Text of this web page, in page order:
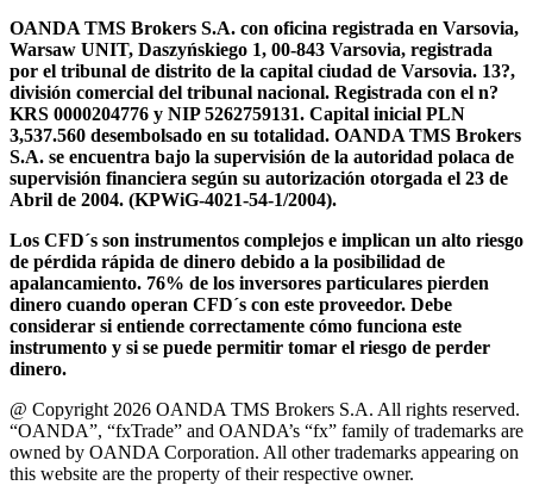
OANDA TMS Brokers S.A. con oficina registrada en Varsovia,
Warsaw UNIT, Daszyńskiego 1, 00-843 Varsovia, registrada
por el tribunal de distrito de la capital ciudad de Varsovia. 13?,
división comercial del tribunal nacional. Registrada con el n?
KRS 0000204776 y NIP 5262759131. Capital inicial PLN
3,537.560 desembolsado en su totalidad. OANDA TMS Brokers
S.A. se encuentra bajo la supervisión de la autoridad polaca de
supervisión financiera según su autorización otorgada el 23 de
Abril de 2004. (KPWiG-4021-54-1/2004).
Los CFD´s son instrumentos complejos e implican un alto riesgo
de pérdida rápida de dinero debido a la posibilidad de
apalancamiento. 76% de los inversores particulares pierden
dinero cuando operan CFD´s con este proveedor. Debe
considerar si entiende correctamente cómo funciona este
instrumento y si se puede permitir tomar el riesgo de perder
dinero.
@ Copyright 2026 OANDA TMS Brokers S.A. All rights reserved.
“OANDA”, “fxTrade” and OANDA’s “fx” family of trademarks are
owned by OANDA Corporation. All other trademarks appearing on
this website are the property of their respective owner.